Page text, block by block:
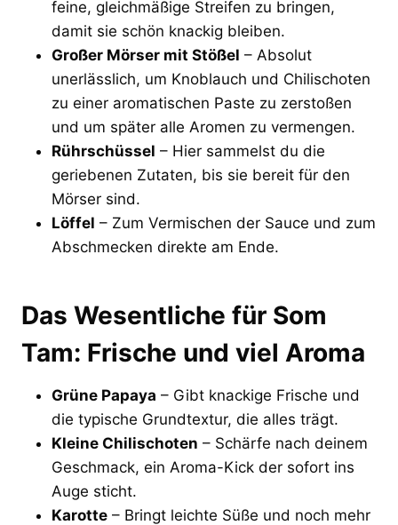
feine, gleichmäßige Streifen zu bringen,
damit sie schön knackig bleiben.
Großer Mörser mit Stößel – Absolut
unerlässlich, um Knoblauch und Chilischoten
zu einer aromatischen Paste zu zerstoßen
und um später alle Aromen zu vermengen.
Rührschüssel – Hier sammelst du die
geriebenen Zutaten, bis sie bereit für den
Mörser sind.
Löffel – Zum Vermischen der Sauce und zum
Abschmecken direkte am Ende.
Das Wesentliche für Som
Tam: Frische und viel Aroma
Grüne Papaya – Gibt knackige Frische und
die typische Grundtextur, die alles trägt.
Kleine Chilischoten – Schärfe nach deinem
Geschmack, ein Aroma-Kick der sofort ins
Auge sticht.
Karotte – Bringt leichte Süße und noch mehr